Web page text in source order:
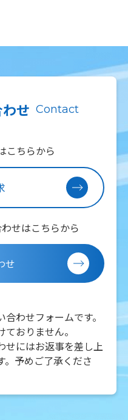
せ Contact
こちらから
せはこちらから
せ
わせフォームです。
おりません。
せにはお返事を差し上
。予めご了承くださ